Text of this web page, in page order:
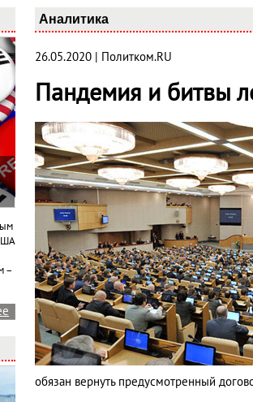
–
Аналитика
26.05.2020 | Политком.RU
Пандемия и битвы
обязан вернуть предусмотренный